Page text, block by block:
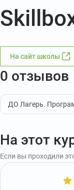
На сайт школы
0 отзывов
ДО Лагерь.
На этот
Если вы проходили